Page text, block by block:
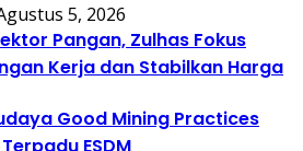
5, 2026
Pangan, Zulhas Fokus
Kerja dan Stabilkan Harga
Good Mining Practices